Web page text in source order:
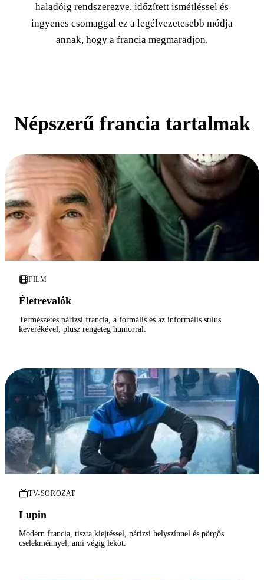
haladóig rendszerezve, időzített ismétléssel és
ingyenes csomaggal ez a legélvezetesebb módja
annak, hogy a francia megmaradjon.
Népszerű francia tartalmak
FILM
Életrevalók
Természetes párizsi francia, a formális és az informális stílus
keverékével, plusz rengeteg humorral.
TV-SOROZAT
Lupin
Modern francia, tiszta kiejtéssel, párizsi helyszínnel és pörgős
cselekménnyel, ami végig leköt.